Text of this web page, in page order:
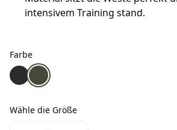
intensivem Training stand.
Farbe
Farbe
Pinewood DogSports Trainer
Pinewood DogSports Trainer
Wähle die Größe